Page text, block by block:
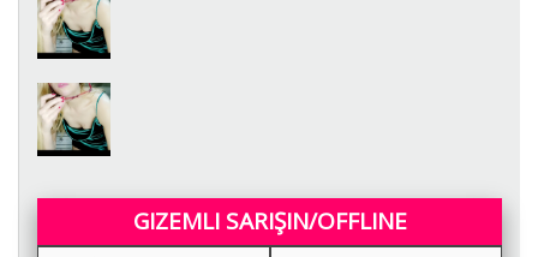
GIZEMLI SARIŞIN/OFFLINE